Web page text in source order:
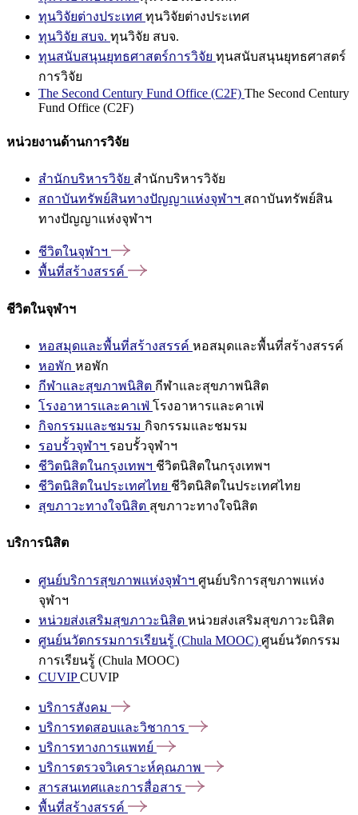
ทุนวิจัยต่างประเทศ ทุนวิจัยต่างประเทศ
ทุนวิจัย สบจ. ทุนวิจัย สบจ.
ทุนสนับสนุนยุทธศาสตร์การวิจัย ทุนสนับสนุนยุทธศาสตร์
การวิจัย
The Second Century Fund Office (C2F) The Second Century
Fund Office (C2F)
หน่วยงานด้านการวิจัย
สำนักบริหารวิจัย สำนักบริหารวิจัย
สถาบันทรัพย์สินทางปัญญาแห่งจุฬาฯ สถาบันทรัพย์สิน
ทางปัญญาแห่งจุฬาฯ
ชีวิตในจุฬาฯ
พื้นที่สร้างสรรค์
ชีวิตในจุฬาฯ
หอสมุดและพื้นที่สร้างสรรค์ หอสมุดและพื้นที่สร้างสรรค์
หอพัก หอพัก
กีฬาและสุขภาพนิสิต กีฬาและสุขภาพนิสิต
โรงอาหารและคาเฟ่ โรงอาหารและคาเฟ่
กิจกรรมและชมรม กิจกรรมและชมรม
รอบรั้วจุฬาฯ รอบรั้วจุฬาฯ
ชีวิตนิสิตในกรุงเทพฯ ชีวิตนิสิตในกรุงเทพฯ
ชีวิตนิสิตในประเทศไทย ชีวิตนิสิตในประเทศไทย
สุขภาวะทางใจนิสิต สุขภาวะทางใจนิสิต
บริการนิสิต
ศูนย์บริการสุขภาพแห่งจุฬาฯ ศูนย์บริการสุขภาพแห่ง
จุฬาฯ
หน่วยส่งเสริมสุขภาวะนิสิต หน่วยส่งเสริมสุขภาวะนิสิต
ศูนย์นวัตกรรมการเรียนรู้ (Chula MOOC) ศูนย์นวัตกรรม
การเรียนรู้ (Chula MOOC)
CUVIPCUVIP
บริการสังคม
บริการทดสอบและวิชาการ
บริการทางการแพทย์
บริการตรวจวิเคราะห์คุณภาพ
สารสนเทศและการสื่อสาร
พื้นที่สร้างสรรค์